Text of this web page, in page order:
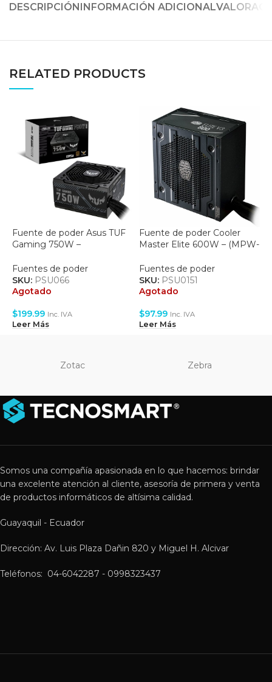
DESCRIPCIÓNINFORMACIÓN ADICIONAL
RELATED PRODUCTS
Fuente de poder Asus TUF
Gaming 750W –
Fuentes de poder
SKU: PSU066
Agotado
$199.99 Inc. IVA
Leer Más
Fuente de poder Cooler
Master Elite 600W – (MPW-
Fuentes de poder
SKU: PSU0151
Agotado
$97.99 Inc. IVA
Leer Más
Zotac Zebra
Somos una compañía apasionada en lo que hacemos: brindar
una excelente atención al cliente, asesoría de primera y venta
de productos informáticos de altísima calidad.
Guayaquil - Ecuador
Dirección: Av. Luis Plaza Dañin 820 y Miguel H. Alcivar
Teléfonos: 04-6042287 - 0998323437